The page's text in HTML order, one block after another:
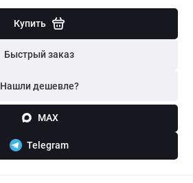
Купить
Быстрый заказ
Нашли дешевле?
MAX
Telegram